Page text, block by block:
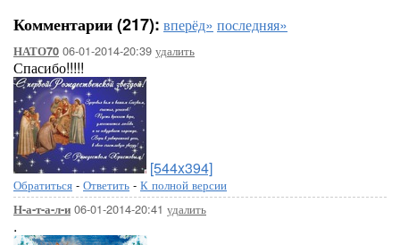
Комментарии (217): вперёд» последняя»
НАТО70 06-01-2014-20:39 удалить
Спасибо!!!!!
[544x394]
Обратиться - Ответить - К полной версии
Н-а-т-а-л-и 06-01-2014-20:41 удалить
.